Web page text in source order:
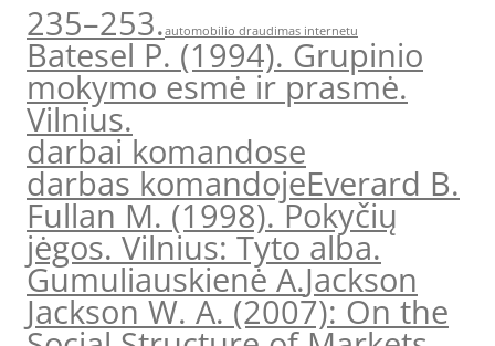
235–253.automobilio draudimas internetu
Batesel P. (1994). Grupinio
mokymo esmė ir prasmė.
Vilnius.
darbai komandose
darbas komandojeEverard B.
Fullan M. (1998). Pokyčių
jėgos. Vilnius: Tyto alba.
Gumuliauskienė A.Jackson
Jackson W. A. (2007): On the